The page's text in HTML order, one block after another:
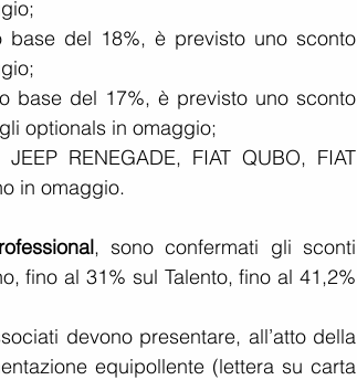
base del 18%, è previsto uno sconto
base del 17%, è previsto uno sconto
optionals in omaggio;
RENEGADE, FIAT QUBO, FIAT
in omaggio.
, sono confermati gli sconti
fino al 31% sul Talento, fino al 41,2%
devono presentare, all’atto della
equipollente (lettera su carta